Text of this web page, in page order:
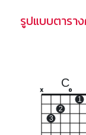
รูปแบบตารา
C
x
3
2
o
1